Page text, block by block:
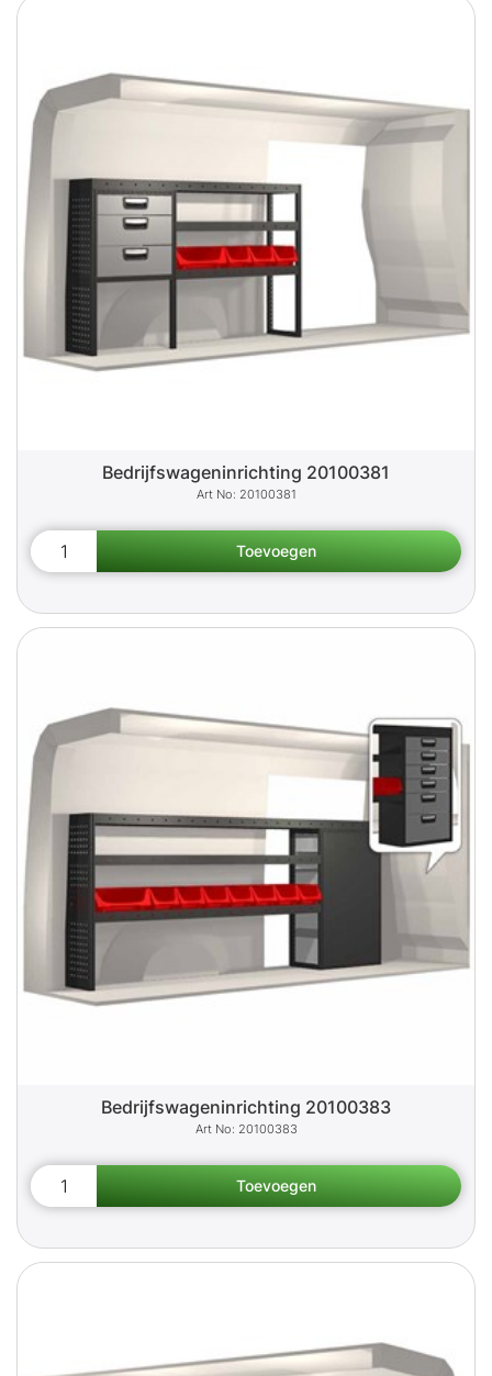
Bedrijfswageninrichting 20100381
20100381
Bedrijfswageninrichting 20100383
20100383